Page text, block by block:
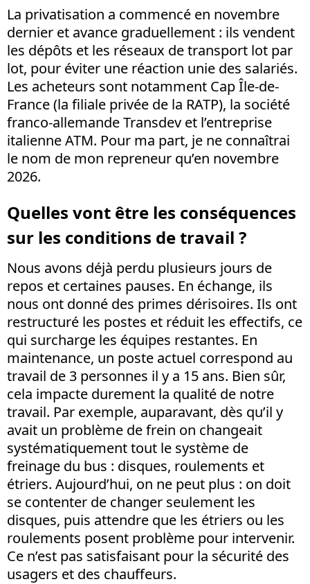
La privatisation a commencé en novembre
dernier et avance graduellement : ils vendent
les dépôts et les réseaux de transport lot par
lot, pour éviter une réaction unie des salariés.
Les acheteurs sont notamment Cap Île-de-
France (la filiale privée de la RATP), la société
franco-allemande Transdev et l’entreprise
italienne ATM. Pour ma part, je ne connaîtrai
le nom de mon repreneur qu’en novembre
2026.
Quelles vont être les conséquences
sur les conditions de travail ?
Nous avons déjà perdu plusieurs jours de
repos et certaines pauses. En échange, ils
nous ont donné des primes dérisoires. Ils ont
restructuré les postes et réduit les effectifs, ce
qui surcharge les équipes restantes. En
maintenance, un poste actuel correspond au
travail de 3 personnes il y a 15 ans. Bien sûr,
cela impacte durement la qualité de notre
travail. Par exemple, auparavant, dès qu’il y
avait un problème de frein on changeait
systématiquement tout le système de
freinage du bus : disques, roulements et
étriers. Aujourd’hui, on ne peut plus : on doit
se contenter de changer seulement les
disques, puis attendre que les étriers ou les
roulements posent problème pour intervenir.
Ce n’est pas satisfaisant pour la sécurité des
usagers et des chauffeurs.